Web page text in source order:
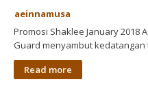
aeinnamusa
Promosi Shaklee January 2018
Guard menyambut
Read more